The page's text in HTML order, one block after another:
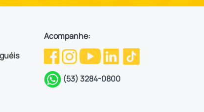
Acompanhe:
(53) 3284-0800